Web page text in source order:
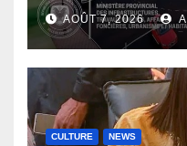
travaux du
Tshisekedi
AOÛT 7, 2026
CULTURE NEWS